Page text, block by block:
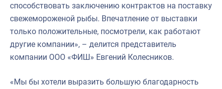
способствовать заключению контрактов на поставку
свежемороженой рыбы. Впечатление от выставки
только положительные, посмотрели, как работают
другие компании», – делится представитель
компании ООО «ФИШ» Евгений Колесников.
«Мы бы хотели выразить большую благодарность